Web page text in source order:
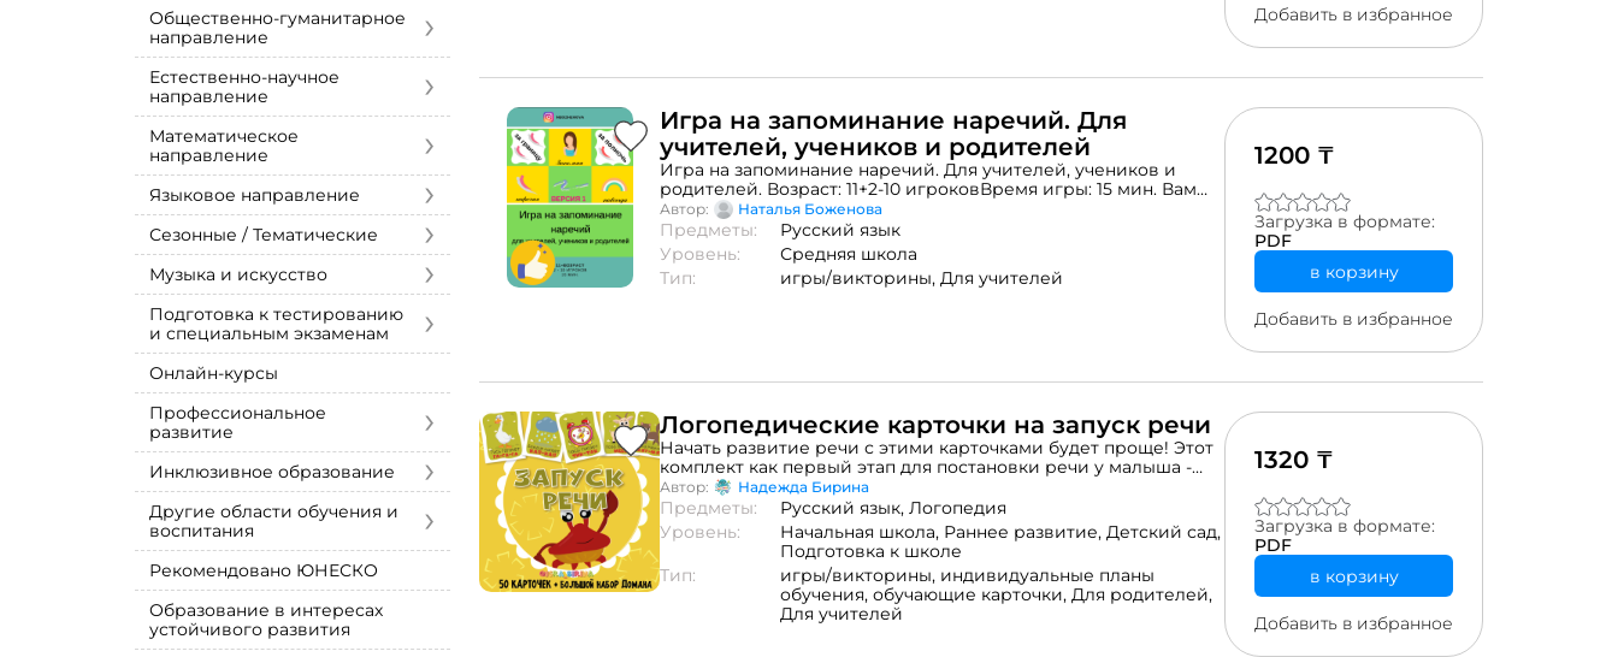
Общественно-гуманитарное
направление
›
Естественно-научное
направление
›
Математическое
направление
›
Языковое направление ›
Сезонные / Тематические ›
Музыка и искусство ›
Подготовка к тестированию
и специальным экзаменам
›
Онлайн-курсы
Профессиональное
развитие
›
Инклюзивное образование ›
Другие области обучения и
воспитания
›
Рекомендовано ЮНЕСКО
Образование в интересах
устойчивого развития
домино поможет научиться отличать производные предлоги
класса.
Добавить в избранное
Игра на запоминание наречий. Для
учителей, учеников и родителей
Игра на запоминание наречий. Для учителей, учеников и
родителей. Возраст: 11+2-10 игроковВремя игры: 15 мин. Вам
будут представлены 3 варианта игры + идеи с игровыми
карточками Когда решитесь провести эту игру и
распечатаете страницы, заламинируйте их сразу. Она
прослужит вам дольше.Игра на запоминание правописания
наречий для учеников и учителей. 3 версии игры. Можно
Автор: Наталья Боженова
Предметы:
Русский язык
Уровень:
Средняя школа
Тип:
игры/викторины, Для учителей
1200 ₸
Загрузка в формате:
PDF
в корзину
Добавить в избранное
Логопедические карточки на запуск речи
Начать развитие речи с этими карточками будет проще! Этот
комплект как первый этап для постановки речи у малыша -
звукоподражание. Здесь собраны различные подражалки
звукам природы, животных, предметам быта, людей. (50
карточек) Формат: pdf
Автор: Надежда Бирина
Предметы: Русский язык, Логопедия
Уровень:
Начальная школа, Раннее развитие, Детский сад,
Подготовка к школе
Тип:
игры/викторины, индивидуальные планы
обучения, обучающие карточки, Для родителей,
Для учителей
1320 ₸
Загрузка в формате:
PDF
в корзину
Добавить в избранное